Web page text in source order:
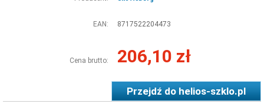
EAN: 8717522204473
Cena brutto: 206,10 zł
Przejdź dohelios-szklo.pl